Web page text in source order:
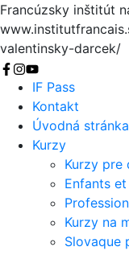
Francúzsky inštitút
valentinsky-darcek/
Vyhľadať
IF Pass
Kontakt
Úvodná stránka
Kurzy
Kurzy pre
Enfants
Kurzy na
Slovaque